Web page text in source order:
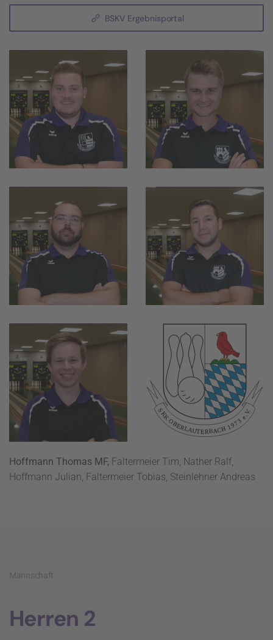
BSKV Ergebnisportal
Hoffmann Thomas MF, Faltermeier Tim, Nather Ralf,
Hoffmann Julian, Faltermeier Tobias, Steinlehner Andreas
Herren 2